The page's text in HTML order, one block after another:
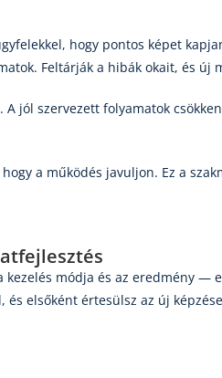
hogy pontos képet
Feltárják a hibák okait, és új
jól szervezett folyamatok
a működés javuljon. Ez a
módja és az eredmény —
elsőként értesülsz az új